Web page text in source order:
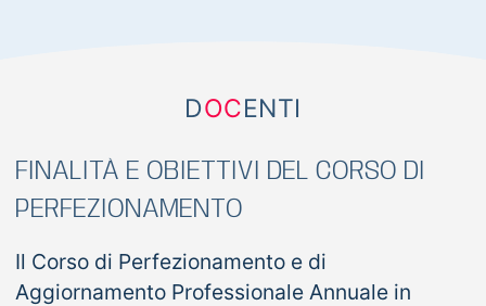
DOCENTI
FINALITÀ E OBIETTIVI DEL CORSO DI
PERFEZIONAMENTO
Il Corso di Perfezionamento e di
Aggiornamento Professionale Annuale in